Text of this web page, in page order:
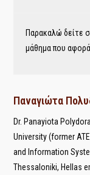
Παρακαλώ δείτε
μάθημα που αφορά
Παναγιώτα
Dr. Panayiota
University (former
and Information
Thessaloniki, Hellas